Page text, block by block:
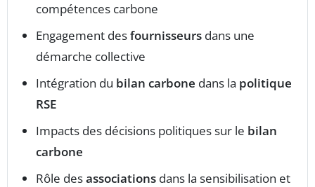
compétences carbone
Engagement desfournisseurs dans une
démarche collective
Intégration du bilan carbone dans la politique
RSE
Impacts des décisions politiques sur le bilan
carbone
Rôle desassociations dans la sensibilisation et